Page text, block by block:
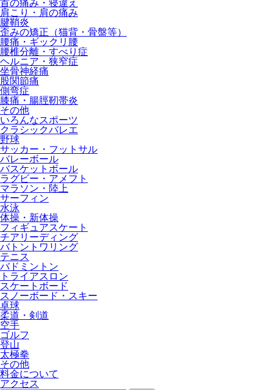
首の痛み・寝違え
肩こり・肩の痛み
腱鞘炎
歪みの矯正（猫背・骨盤等）
腰痛・ギックリ腰
腰椎分離・すべり症
ヘルニア・狭窄症
坐骨神経痛
股関節痛
側弯症
膝痛・腸脛靭帯炎
その他
いろんなスポーツ
クラシックバレエ
野球
サッカー・フットサル
バレーボール
バスケットボール
ラグビー・アメフト
マラソン・陸上
サーフィン
水泳
体操・新体操
フィギュアスケート
チアリーディング
バトントワリング
テニス
バドミントン
トライアスロン
スケートボード
スノーボード・スキー
卓球
柔道・剣道
空手
ゴルフ
登山
太極拳
その他
料金について
アクセス